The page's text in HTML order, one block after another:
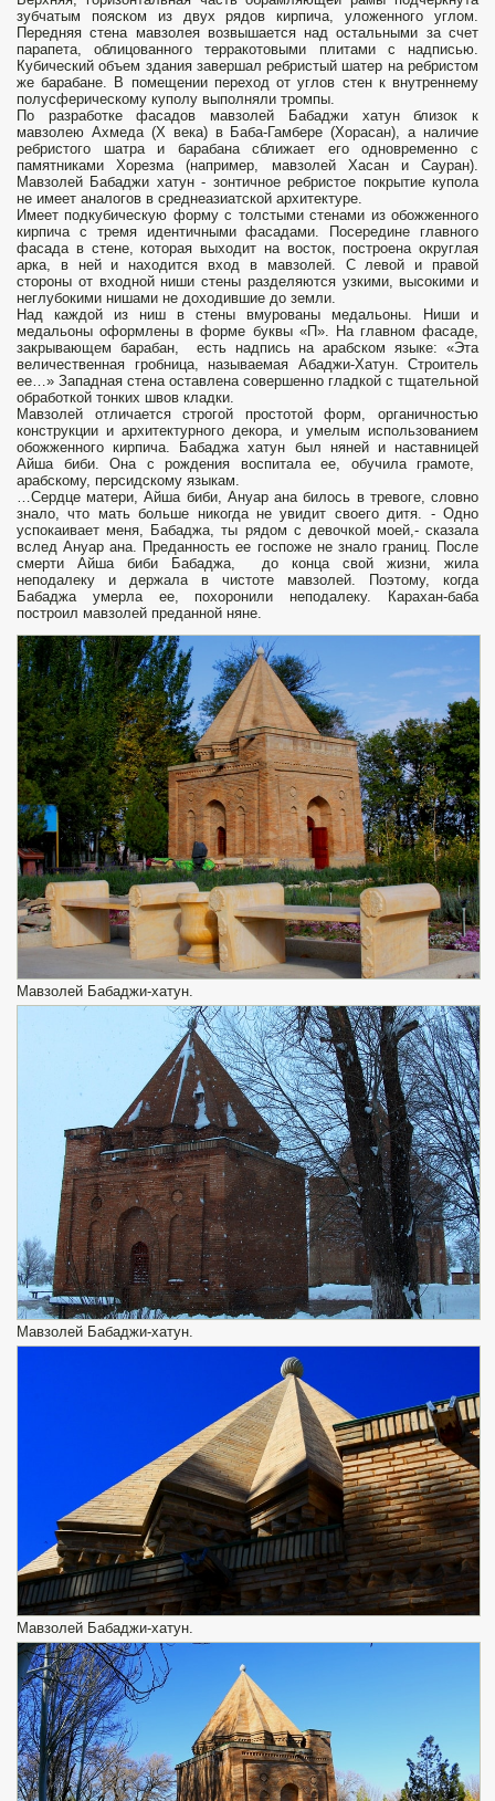
зубчатым пояском из двух рядов кирпича, уложенного углом.
Передняя стена мавзолея возвышается над остальными за счет
парапета, облицованного терракотовыми плитами с надписью.
Кубический объем здания завершал ребристый шатер на ребристом
же барабане. В помещении переход от углов стен к внутреннему
полусферическому куполу выполняли тромпы.
По разработке фасадов мавзолей Бабаджи хатун близок к
мавзолею Ахмеда (X века) в Баба-Гамбере (Хорасан), а наличие
ребристого шатра и барабана сближает его одновременно с
памятниками Хорезма (например, мавзолей Хасан и Сауран).
Мавзолей Бабаджи хатун - зонтичное ребристое покрытие купола
не имеет аналогов в среднеазиатской архитектуре.
Имеет подкубическую форму с толстыми стенами из обожженного
кирпича с тремя идентичными фасадами. Посередине главного
фасада в стене, которая выходит на восток, построена округлая
арка, в ней и находится вход в мавзолей. С левой и правой
стороны от входной ниши стены разделяются узкими, высокими и
неглубокими нишами не доходившие до земли.
Над каждой из ниш в стены вмурованы медальоны. Ниши и
медальоны оформлены в форме буквы «П». На главном фасаде,
закрывающем барабан, есть надпись на арабском языке: «Эта
величественная гробница, называемая Абаджи-Хатун. Строитель
ее…» Западная стена оставлена совершенно гладкой с тщательной
обработкой тонких швов кладки.
Мавзолей отличается строгой простотой форм, органичностью
конструкции и архитектурного декора, и умелым использованием
обожженного кирпича. Бабаджа хатун был няней и наставницей
Айша биби. Она с рождения воспитала ее, обучила грамоте,
арабскому, персидскому языкам.
…Сердце матери, Айша биби, Ануар ана билось в тревоге, словно
знало, что мать больше никогда не увидит своего дитя. - Одно
успокаивает меня, Бабаджа, ты рядом с девочкой моей,- сказала
вслед Ануар ана. Преданность ее госпоже не знало границ. После
смерти Айша биби Бабаджа, до конца свой жизни, жила
неподалеку и держала в чистоте мавзолей. Поэтому, когда
Бабаджа умерла ее, похоронили неподалеку. Карахан-баба
построил мавзолей преданной няне.
Мавзолей Бабаджи-хатун.
Мавзолей Бабаджи-хатун.
Мавзолей Бабаджи-хатун.